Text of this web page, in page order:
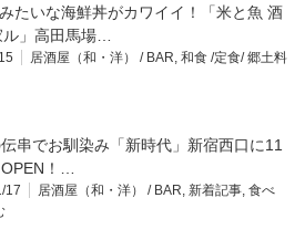
たいな海鮮丼がカワイイ！「米と魚 酒
」高田馬場…
居酒屋（和・洋） / BAR 和食 /定食/ 郷土料
串でお馴染み「新時代」新宿西口に11
！…
17 居酒屋（和・洋） / BAR 新着記事 食べ